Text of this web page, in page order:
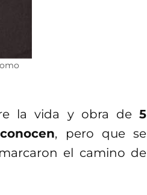
la vida y obra de 5
, pero que se
el camino de